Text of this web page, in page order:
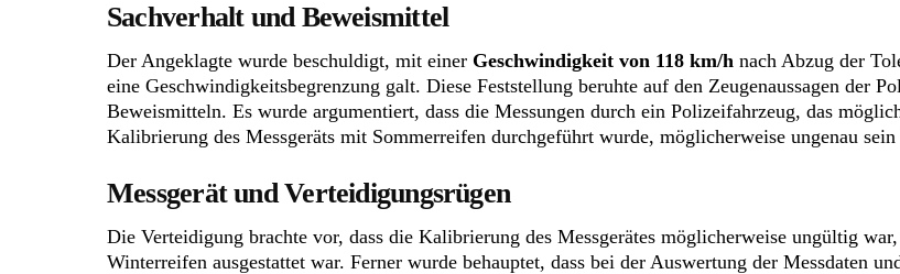
Sachverhalt und Beweismittel
Der Angeklagte wurde beschuldigt, mit einer Geschwindigkeit von 118 km/h nach Abzug der
eine Geschwindigkeitsbegrenzung galt. Diese Feststellung beruhte auf den Zeugenaussagen der
Beweismitteln. Es wurde argumentiert, dass die Messungen durch ein Polizeifahrzeug, das
Kalibrierung des Messgeräts mit Sommerreifen durchgeführt wurde, möglicherweise ungenau sein
Messgerät und Verteidigungsrügen
Die Verteidigung brachte vor, dass die Kalibrierung des Messgerätes möglicherweise ungültig
Winterreifen ausgestattet war. Ferner wurde behauptet, dass bei der Auswertung der Messdaten